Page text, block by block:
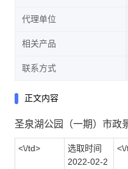
代理单位
相关产品
联系方式
正文内容
圣泉湖公园（一期）市政
<\/td>
选取时间
2022-02-2